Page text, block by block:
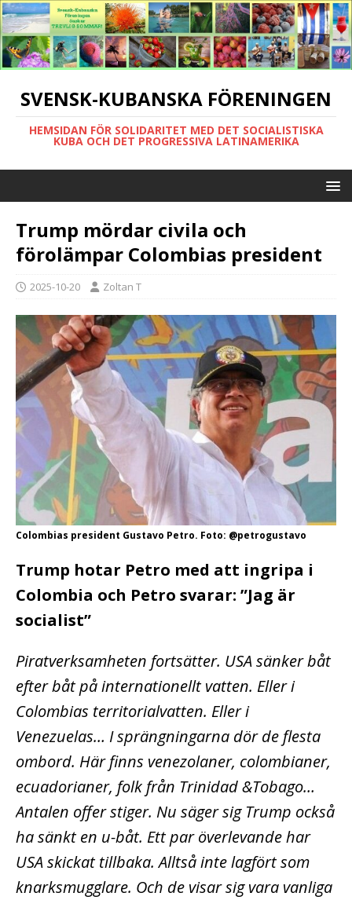
SVENSK-KUBANSKA FÖRENINGEN
HEMSIDAN FÖR SOLIDARITET MED DET SOCIALISTISKA
KUBA OCH DET PROGRESSIVA LATINAMERIKA
Trump mördar civila och
förolämpar Colombias president
2025-10-20 Zoltan T
Colombias president Gustavo Petro. Foto: @petrogustavo
Trump hotar Petro med att ingripa i
Colombia och Petro svarar: ”Jag är
socialist”
Piratverksamheten fortsätter. USA sänker båt
efter båt på internationellt vatten. Eller i
Colombias territorialvatten. Eller i
Venezuelas… I sprängningarna dör de flesta
ombord. Här finns venezolaner, colombianer,
ecuadorianer, folk från Trinidad &Tobago…
Antalen offer stiger. Nu säger sig Trump också
ha sänkt en u-båt. Ett par överlevande har
USA skickat tillbaka. Alltså inte lagfört som
knarksmugglare. Och de visar sig vara vanliga